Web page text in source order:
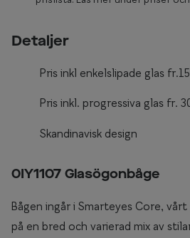
Detaljer
Pris inkl enkelslipade glas
Pris inkl. progressiva glas fr.
Skandinavisk design
0IY1107 Glasögonbåge
Bågen ingår i Smarteyes Core,
på en bred och varierad mix av